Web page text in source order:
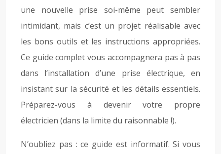
une nouvelle prise soi-même peut sembler
intimidant, mais c’est un projet réalisable avec
les bons outils et les instructions appropriées.
Ce guide complet vous accompagnera pas à pas
dans l’installation d’une prise électrique, en
insistant sur la sécurité et les détails essentiels.
Préparez-vous à devenir votre propre
électricien (dans la limite du raisonnable !).
N’oubliez pas : ce guide est informatif. Si vous